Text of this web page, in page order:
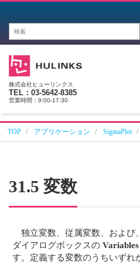
株式会社ヒューリンクス
TEL：03-5642-8385
営業時間：9:00-17:30
TOP アプリケーション SigmaPlot
31.5 変数
独立変数、従属変数、および
ダイアログボックスのVariables
す。定義する変数のうちいずれ